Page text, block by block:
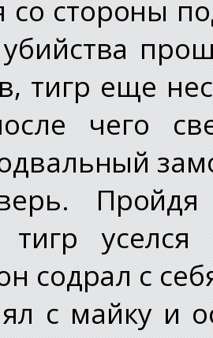
со стороны
тигр еще
чего
тигр
содрал с
с майку и